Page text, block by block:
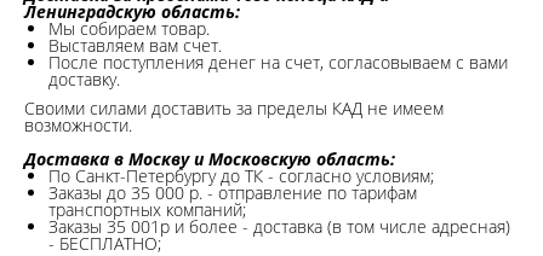
Ленинградскую область:
Мы собираем товар.
Выставляем вам счет.
После поступления денег на счет, согласовываем с вами
доставку.
Своими силами доставить за пределы КАД не имеем
возможности.​
Доставка в Москву и Московскую область:
По Санкт-Петербургу до ТК - согласно условиям;
Заказы до 35 000 р. - отправление по тарифам
транспортных компаний;
Заказы 35 001р и более - доставка (в том числе адресная)
- БЕСПЛАТНО;